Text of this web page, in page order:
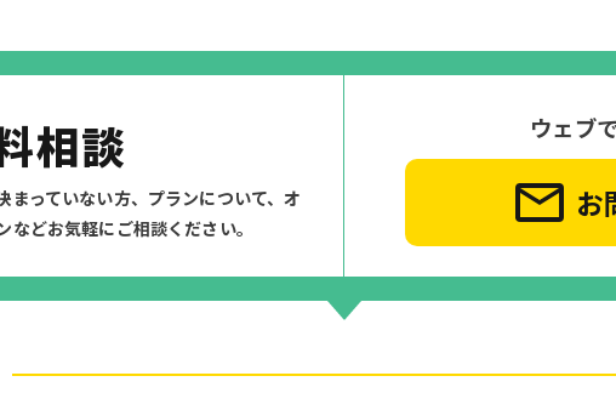
相談
まっていない方、プランについて、オ
などお気軽にご相談ください。
ウェブ
お